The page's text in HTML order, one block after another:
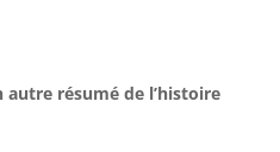
résumé de l’histoire